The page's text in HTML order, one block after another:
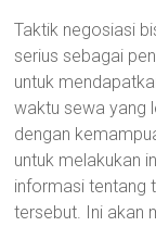
Taktik negosiasi
serius sebagai
untuk
waktu sewa yang
dengan
untuk melakukan
informasi tentang
tersebut. Ini akan